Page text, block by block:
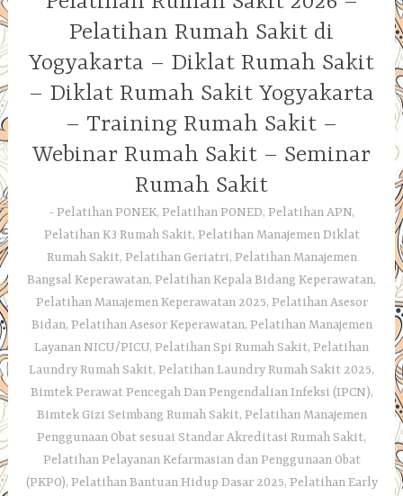
Pelatihan Rumah Sakit di
Yogyakarta – Diklat Rumah Sakit
– Diklat Rumah Sakit Yogyakarta
– Training Rumah Sakit –
Webinar Rumah Sakit – Seminar
Rumah Sakit
Pelatihan PONEK, Pelatihan PONED, Pelatihan APN,
Pelatihan K3 Rumah Sakit, Pelatihan Manajemen Diklat
Rumah Sakit, Pelatihan Geriatri, Pelatihan Manajemen
Bangsal Keperawatan, Pelatihan Kepala Bidang Keperawatan,
Pelatihan Manajemen Keperawatan 2025, Pelatihan Asesor
Bidan, Pelatihan Asesor Keperawatan, Pelatihan Manajemen
Layanan NICU/PICU, Pelatihan Spi Rumah Sakit, Pelatihan
Laundry Rumah Sakit, Pelatihan Laundry Rumah Sakit 2025,
Bimtek Perawat Pencegah Dan Pengendalian Infeksi (IPCN),
Bimtek Gizi Seimbang Rumah Sakit, Pelatihan Manajemen
Penggunaan Obat sesuai Standar Akreditasi Rumah Sakit,
Pelatihan Pelayanan Kefarmasian dan Penggunaan Obat
(PKPO), Pelatihan Bantuan Hidup Dasar 2025, Pelatihan Early